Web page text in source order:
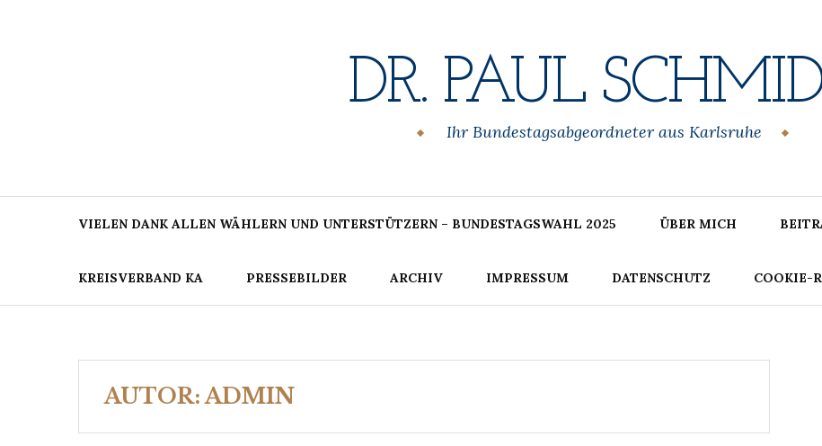
DR. PAUL
Ihr Bundestagsabgeordneter aus Karlsruhe
VIELEN DANK ALLEN WÄHLERN UND UNTERSTÜTZERN – BUNDESTAGSWAHL 2025 ÜBER MICH
KREISVERBAND KA PRESSEBILDER ARCHIV IMPRESSUM DATENSCHUTZ COOKIE-
AUTOR:ADMIN